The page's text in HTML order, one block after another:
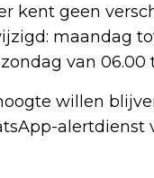
kent geen
maandag
van 06.00
willen
alertdienst